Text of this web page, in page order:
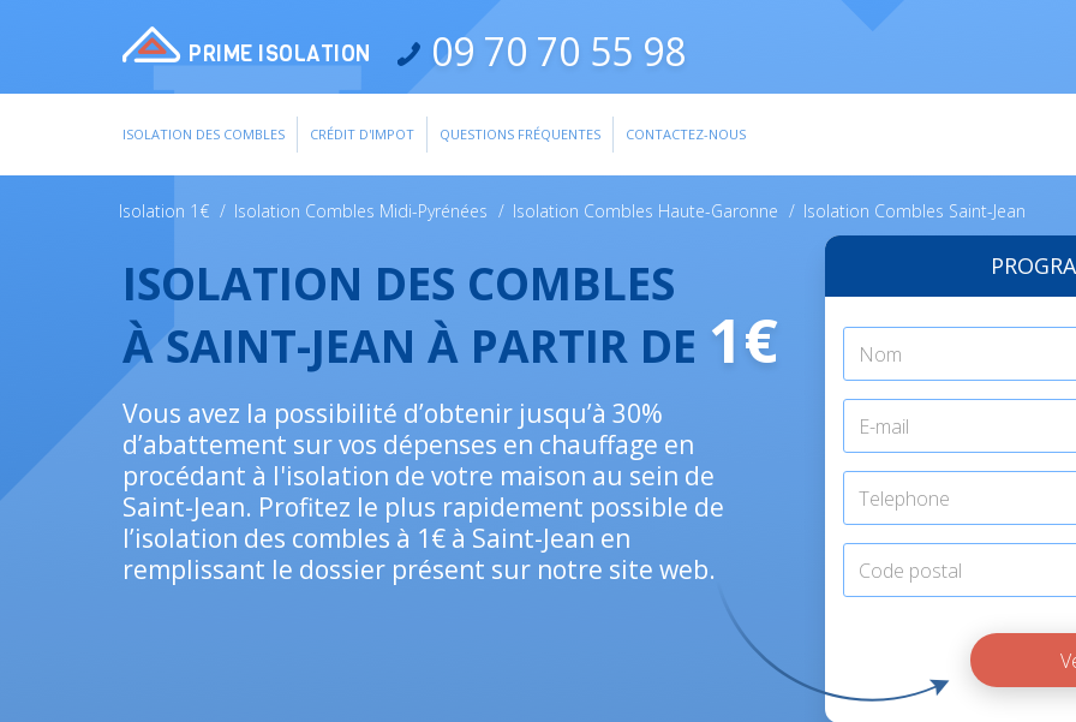
PRIME ISOLATION 09 70 70 55 98
ISOLATION DES COMBLES CRÉDIT D'IMPOT QUESTIONS FRÉQUENTES CONTACTEZ-NOUS
Isolation 1€ / Isolation Combles Midi-Pyrénées / Isolation Combles Haute-Garonne / Isolation Combles Saint-Jean
ISOLATION DES COMBLES
À SAINT-JEAN À PARTIR DE 1€
Vous avez la possibilité d’obtenir jusqu’à 30%
d’abattement sur vos dépenses en chauffage en
procédant à l'isolation de votre maison au sein de
Saint-Jean. Profitez le plus rapidement possible de
l’isolation des combles à 1€ à Saint-Jean en
remplissant le dossier présent sur notre site web.